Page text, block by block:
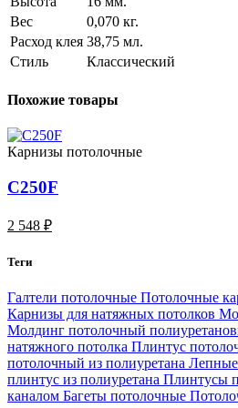
Вес
0,070 кг.
Расход клея 38,75 мл.
Стиль
Классический
Похожие товары
Карнизы потолочные
C250F
2 548 ₽
Теги
Галтели потолочные Потолочные
Карнизы для натяжных потолков
Молдинг потолочный
натяжного потолка Плинтус
потолочный из полиуретана
плинтус из полиуретана Плинтусы
каналом Багеты потолочные